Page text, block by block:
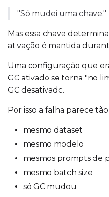
"Só mudei uma chave."
Mas essa chave
ativação é mantida
Uma configuração que
GC ativado se torna "no
GC desativado.
Por isso a falha parece
mesmo dataset
mesmo modelo
mesmos prompts de
mesmo batch size
só GC mudou